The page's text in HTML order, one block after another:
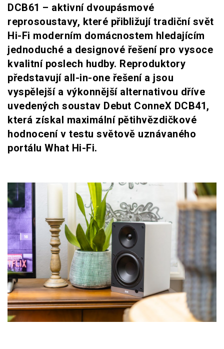
DCB61 – aktivní dvoupásmové
reprosoustavy, které přibližují tradiční svět
Hi-Fi moderním domácnostem hledajícím
jednoduché a designové řešení pro vysoce
kvalitní poslech hudby. Reproduktory
představují all-in-one řešení a jsou
vyspělejší a výkonnější alternativou dříve
uvedených soustav Debut ConneX DCB41,
která získal maximální pětihvězdičkové
hodnocení v testu světově uznávaného
portálu What Hi-Fi.